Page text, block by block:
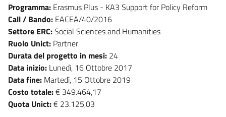
Programma: Erasmus Plus - KA3 Support for Policy Reform
Call / Bando: EACEA/40/2016
Settore ERC:Social Sciences and Humanities
Ruolo Unict: Partner
Durata del progetto in mesi: 24
Data inizio: Lunedì, 16 Ottobre 2017
Data fine: Martedì, 15 Ottobre 2019
Costo totale:€ 349.464,17
Quota Unict:€ 23.125,03